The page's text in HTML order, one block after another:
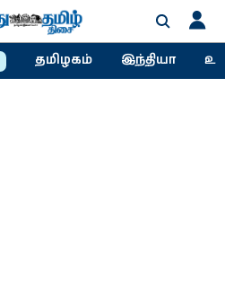
தமிழகம் இந்தியா